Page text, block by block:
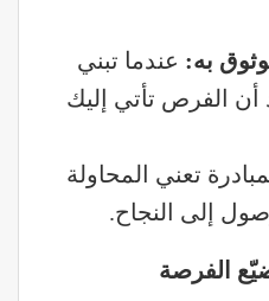
به: عندما تبني
الفرص تأتي إليك
تعني المحاولة
إلى النجاح.